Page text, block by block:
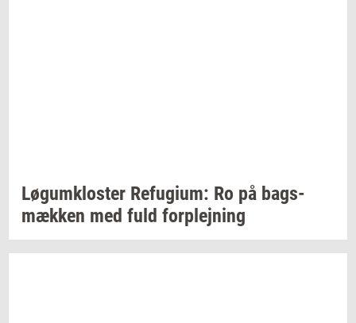
Løgum­klo­ster Re­fu­gi­um: Ro på bags­
mæk­ken med fuld for­plej­ning